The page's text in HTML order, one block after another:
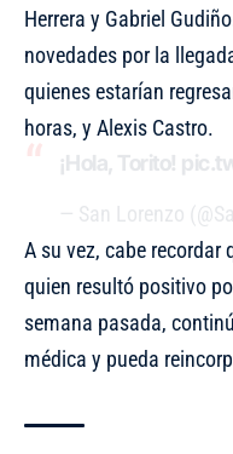
Herrera y Gabriel
novedades por la
quienes estarían
horas, y Alexis Castro.
¡Hola, Torito!
— San Lorenzo
A su vez, cabe recordar
quien resultó positivo
semana pasada,
médica y pueda